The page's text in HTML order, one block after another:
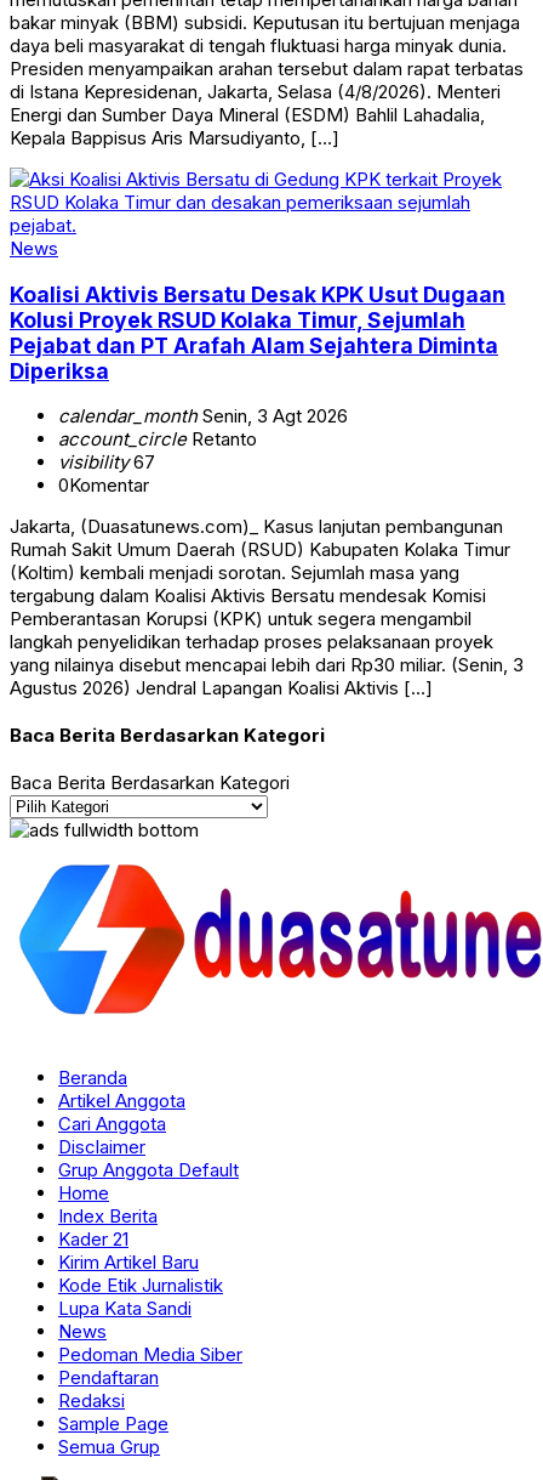
bakar minyak (BBM) subsidi. Keputusan itu bertujuan menjaga
daya beli masyarakat di tengah fluktuasi harga minyak dunia.
Presiden menyampaikan arahan tersebut dalam rapat terbatas
di Istana Kepresidenan, Jakarta, Selasa (4/8/2026). Menteri
Energi dan Sumber Daya Mineral (ESDM) Bahlil Lahadalia,
Kepala Bappisus Aris Marsudiyanto, […]
News
Koalisi Aktivis Bersatu Desak KPK Usut Dugaan
Kolusi Proyek RSUD Kolaka Timur, Sejumlah
Pejabat dan PT Arafah Alam Sejahtera Diminta
Diperiksa
calendar_monthSenin, 3 Agt 2026
account_circleRetanto
visibility67
0Komentar
Jakarta, (Duasatunews.com)_ Kasus lanjutan pembangunan
Rumah Sakit Umum Daerah (RSUD) Kabupaten Kolaka Timur
(Koltim) kembali menjadi sorotan. Sejumlah masa yang
tergabung dalam Koalisi Aktivis Bersatu mendesak Komisi
Pemberantasan Korupsi (KPK) untuk segera mengambil
langkah penyelidikan terhadap proses pelaksanaan proyek
yang nilainya disebut mencapai lebih dari Rp30 miliar. (Senin, 3
Agustus 2026) Jendral Lapangan Koalisi Aktivis […]
Baca Berita Berdasarkan Kategori
Baca Berita Berdasarkan Kategori
Beranda
Artikel Anggota
Cari Anggota
Disclaimer
Grup Anggota Default
Home
Index Berita
Kader 21
Kirim Artikel Baru
Kode Etik Jurnalistik
Lupa Kata Sandi
News
Pedoman Media Siber
Pendaftaran
Redaksi
Sample Page
Semua Grup